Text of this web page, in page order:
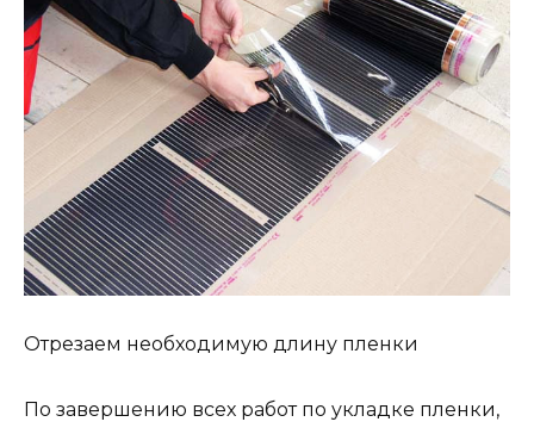
Отрезаем необходимую длину пленки
По завершению всех работ по укладке пленки,